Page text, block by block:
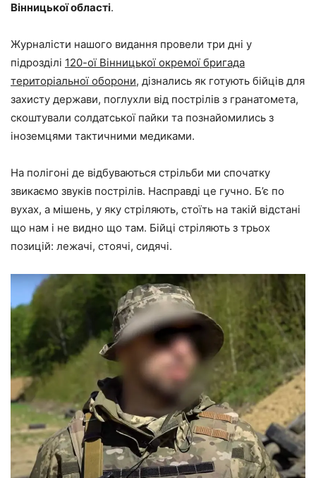
Вінницької області.
Журналісти нашого видання провели три дні у
підрозділі 120-ої Вінницької окремої бригада
територіальної оборони, дізнались як готують бійців для
захисту держави, поглухли від пострілів з гранатомета,
скоштували солдатської пайки та познайомились з
іноземцями тактичними медиками.
На полігоні де відбуваються стрільби ми спочатку
звикаємо звуків пострілів. Насправді це гучно. Б’є по
вухах, а мішень, у яку стріляють, стоїть на такій відстані
що нам і не видно що там. Бійці стріляють з трьох
позицій: лежачі, стоячі, сидячі.